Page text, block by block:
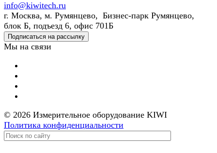
info@kiwitech.ru
г. Москва, м. Румянцево, Бизнес-парк Румянцево,
блок Б, подъезд 6, офис 701Б
Подписаться на рассылку
Мы на связи
© 2026 Измерительное оборудование KIWI
Политика конфиденциальности